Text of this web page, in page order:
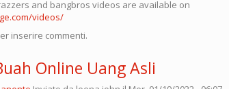
and bangbros videos are available on
videos/
inserire commenti.
Online Uang Asli